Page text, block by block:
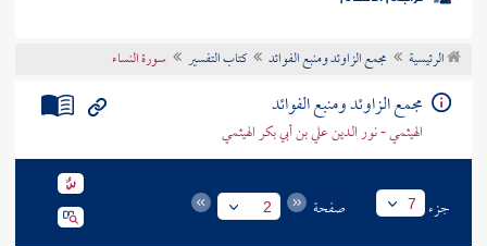
موضوعي
تراجم الأعلام
الرئيسية مجمع الزاوئد ومنبع الفوائد كتاب التفسير سورة النساء
مجمع الزاوئد ومنبع الفوائد
الهيثمي - نور الدين علي بن أبي بكر الهيثمي
جزء 7 صفحة 2